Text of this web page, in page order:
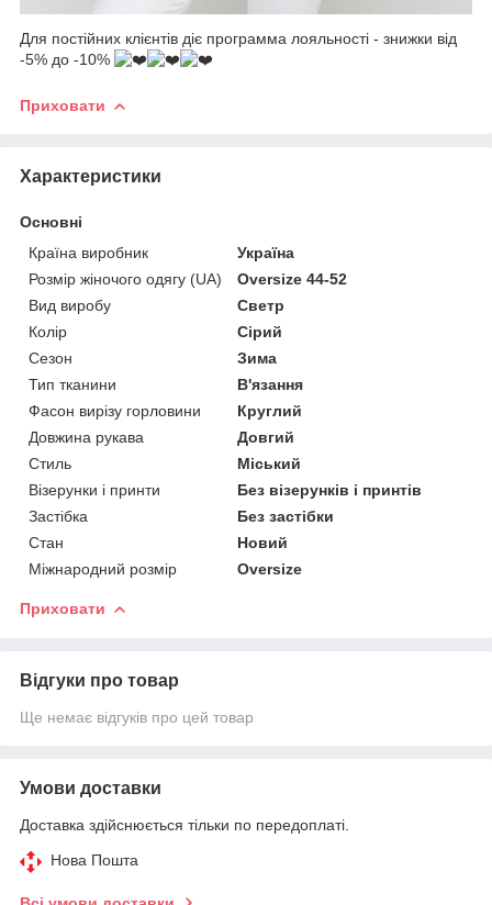
Для постійних клієнтів діє программа лояльності - знижки від
-5% до -10%
Приховати
Характеристики
Основні
Країна виробник
Україна
Розмір жіночого одягу (UA)
Oversize 44-52
Вид виробу
Светр
Колір
Сірий
Сезон
Зима
Тип тканини
В'язання
Фасон вирізу горловини
Круглий
Довжина рукава
Довгий
Стиль
Міський
Візерунки і принти
Без візерунків і принтів
Застібка
Без застібки
Стан
Новий
Міжнародний розмір
Oversize
Приховати
Відгуки про товар
Ще немає відгуків про цей товар
Умови доставки
Доставка здійснюється тільки по передоплаті.
Нова Пошта